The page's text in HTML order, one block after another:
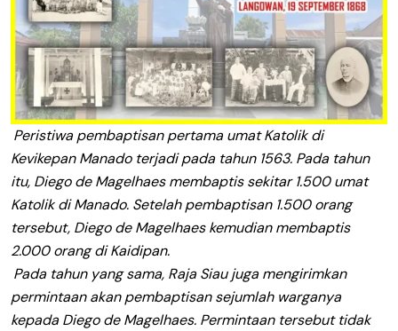
Peristiwa pembaptisan pertama umat Katolik di
Kevikepan Manado terjadi pada tahun 1563. Pada tahun
itu, Diego de Magelhaes membaptis sekitar 1.500 umat
Katolik di Manado. Setelah pembaptisan 1.500 orang
tersebut, Diego de Magelhaes kemudian membaptis
2.000 orang di Kaidipan.
Pada tahun yang sama, Raja Siau juga mengirimkan
permintaan akan pembaptisan sejumlah warganya
kepada Diego de Magelhaes. Permintaan tersebut tidak